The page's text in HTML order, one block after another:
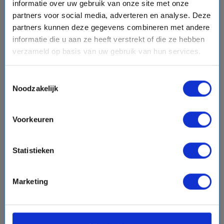
informatie over uw gebruik van onze site met onze
partners voor social media, adverteren en analyse. Deze
partners kunnen deze gegevens combineren met andere
informatie die u aan ze heeft verstrekt of die ze hebben
verzameld op basis van uw gebruik van hun services.
Noodzakelijk
Voorkeuren
Statistieken
Marketing
v.a. €4972,-p.p.
All Inclusive - Tot 30% korting